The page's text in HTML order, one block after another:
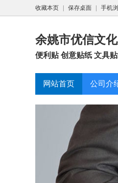
收藏本页 保存桌面 手机
余姚市优信文
便利贴 创意贴纸 文具
网站首页 公司介